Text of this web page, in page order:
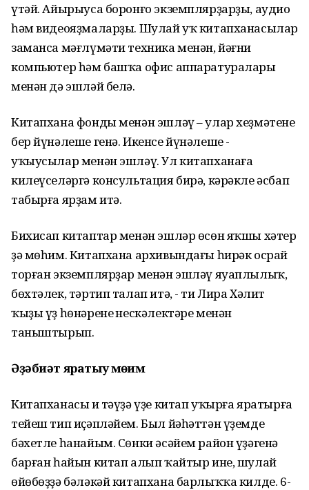
үтәй. Айырыуса боронғо экземплярҙарҙы, аудио
һәм видеояҙмаларҙы. Шулай уҡ китапханасылар
заманса мәғлүмәти техника менән, йәғни
компьютер һәм башҡа офис аппаратуралары
менән дә эшләй белә.
Китапхана фонды менән эшләү – улар хеҙмәтенең
бер йүнәлеше генә. Икенсе йүнәлеше -
уҡыусылар менән эшләү. Ул китапханаға
килеүселәргә консультация бирә, кәрәкле әсбап
табырға ярҙам итә.
Бихисап китаптар менән эшләр өсөн яҡшы хәтер
ҙә мөһим. Китапхана архивындағы һирәк осрай
торған экземплярҙар менән эшләү яуаплылыҡ,
бөхтәлек, тәртип талап итә, - ти Лира Хәлит
ҡыҙы үҙ һөнәренең нескәлектәре менән
таныштырып.
Әҙәбиәт яратыу мөһим
Китапханасы иң тәүҙә үҙе китап уҡырға яратырға
тейеш тип иҫәпләйем. Был йәһәттән үҙемде
бәхетле һанайым. Сөнки әсәйем район үҙәгенә
барған һайын китап алып ҡайтыр ине, шулай
өйөбөҙҙә бәләкәй китапхана барлыҡҡа килде. 6-